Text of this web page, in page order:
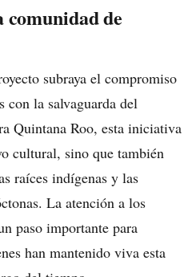
de
subraya el compromiso
con la salvaguarda del
Quintana Roo, esta iniciativa
cultural, sino que también
raíces indígenas y las
La atención a los
paso importante para
han mantenido viva esta